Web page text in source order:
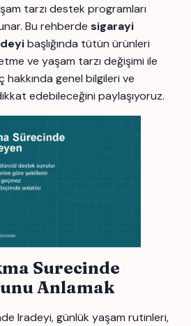
tarzı destek programları
Bu rehberde sigarayi
başlığında tütün ürünleri
ve yaşam tarzı değişimi ile
genel bilgileri ve
edebileceğini paylaşıyoruz.
Surecinde
Anlamak
Iradeyi, günlük yaşam rutinleri,